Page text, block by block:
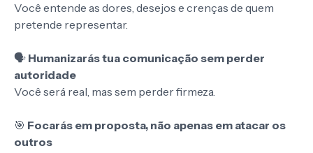
Você entende as dores, desejos e crenças de quem
pretende representar.
🗣️ Humanizarás tua comunicação sem perder
autoridade
Você será real, mas sem perder firmeza.
🎯 Focarás em proposta, não apenas em atacar os
outros